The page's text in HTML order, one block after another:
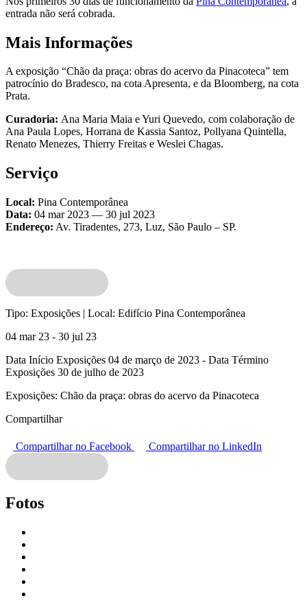
entrada não será cobrada.
Mais Informações
A exposição “Chão da praça: obras do acervo da Pinacoteca” tem
patrocínio do Bradesco, na cota Apresenta, e da Bloomberg, na cota
Prata.
Curadoria: Ana Maria Maia e Yuri Quevedo, com colaboração de
Ana Paula Lopes, Horrana de Kassia Santoz, Pollyana Quintella,
Renato Menezes, Thierry Freitas e Weslei Chagas.
Serviço
Local: Pina Contemporânea
Data: 04 mar 2023 — 30 jul 2023
Endereço: Av. Tiradentes, 273, Luz, São Paulo – SP.
Tipo: Exposições | Local: Edifício Pina Contemporânea
04 mar 23 - 30 jul 23
Data Início Exposições 04 de março de 2023 - Data Término
Exposições 30 de julho de 2023
Exposições: Chão da praça: obras do acervo da Pinacoteca
Compartilhar
Compartilhar no Facebook Compartilhar no LinkedIn
Fotos